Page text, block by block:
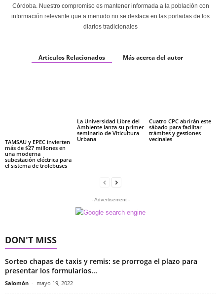
Córdoba. Nuestro compromiso es mantener informada a la población con
información relevante que a menudo no se destaca en las portadas de los
diarios tradicionales
Articulos Relacionados Más acerca del autor
TAMSAU y EPEC invierten
más de $27 millones en
una moderna
subestación eléctrica para
el sistema de trolebuses
La Universidad Libre del
Ambiente lanza su primer
seminario de Viticultura
Urbana
Cuatro CPC abrirán este
sábado para facilitar
trámites y gestiones
vecinales
- Advertisement -
DON'T MISS
Sorteo chapas de taxis y remis: se prorroga el plazo para
presentar los formularios...
Salomón - mayo 19, 2022